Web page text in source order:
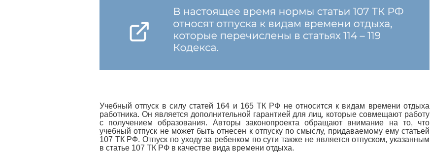
Учебный отпуск в силу статей 164 и 165 ТК РФ не относится к видам времени отдыха
работника. Он является дополнительной гарантией для лиц, которые совмещают работу
с получением образования. Авторы законопроекта обращают внимание на то, что
учебный отпуск не может быть отнесен к отпуску по смыслу, придаваемому ему статьей
107 ТК РФ. Отпуск по уходу за ребенком по сути также не является отпуском, указанным
в статье 107 ТК РФ в качестве вида времени отдыха.